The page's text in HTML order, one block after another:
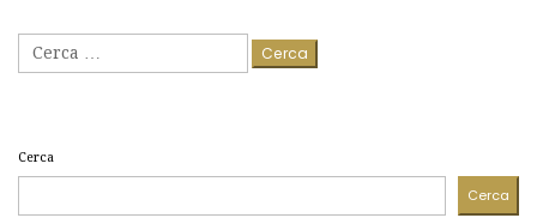
per:
Cerca
Cerca